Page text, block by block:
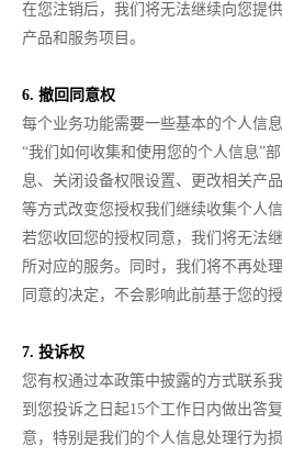
在您注销后，我们将无法继续向您提
产品和服务项目。
6. 撤回同意权
每个业务功能需要一些基本的个人信
“我们如何收集和使用您的个人信息”
息、关闭设备权限设置、更改相关产
等方式改变您授权我们继续收集个人
若您收回您的授权同意，我们将无法
所对应的服务。同时，我们将不再处
同意的决定，不会影响此前基于您的
7. 投诉权
您有权通过本政策中披露的方式联系
到您投诉之日起15个工作日内做出答
意，特别是我们的个人信息处理行为